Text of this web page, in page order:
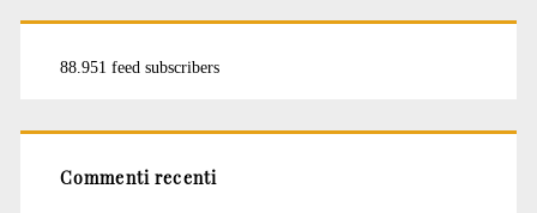
88.951 feed subscribers
Commenti recenti